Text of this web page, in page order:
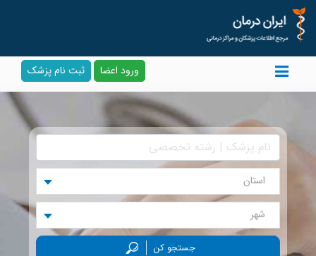
ورود اعضا ثبت نام پزشک
استان
شهر
جستجو کن